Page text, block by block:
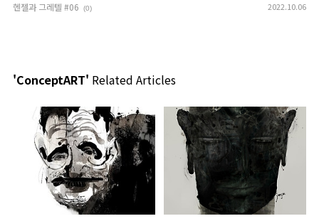
헨젤과 그레텔 #06 (0) 2022.10.06
'ConceptART' Related Articles